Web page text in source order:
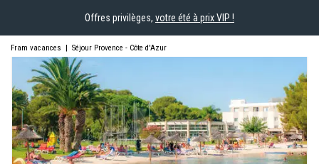
Offres privilèges, votre été à prix VIP !
Fram vacances | Séjour Provence - Côte d'Azur